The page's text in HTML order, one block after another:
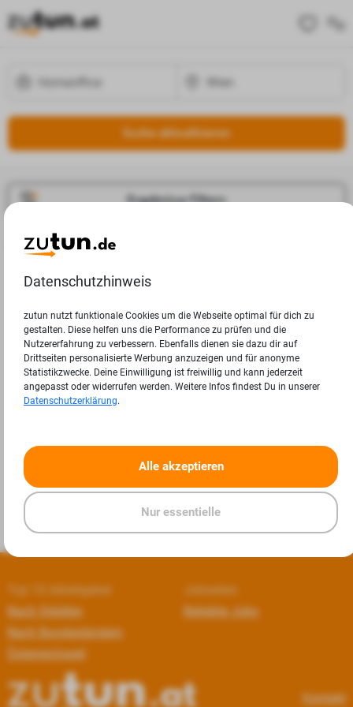
Suche aktualisieren
Ergebnisse Filtern
Jobangebote
Deine Suchanfrage in Wien ergab leider keine Ergebnisse.
Top 10 Arbeitgeber
Nach Städten
Nach Bundesländern
Österreichweit
Jobseiten
Beliebte Jobs
Kontakt
Datenschutzhinweis
zutun nutzt funktionale Cookies um die Webseite optimal für dich zu
gestalten. Diese helfen uns die Performance zu prüfen und die
Nutzererfahrung zu verbessern. Ebenfalls dienen sie dazu dir auf
Drittseiten personalisierte Werbung anzuzeigen und für anonyme
Statistikzwecke. Deine Einwilligung ist freiwillig und kann jederzeit
angepasst oder widerrufen werden. Weitere Infos findest Du in unserer
Datenschutzerklärung.
Alle akzeptieren
Nur essentielle